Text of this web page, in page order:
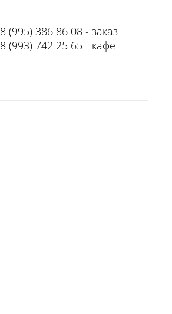
8 (995) 386 86 08 - заказ
8 (993) 742 25 65 - кафе